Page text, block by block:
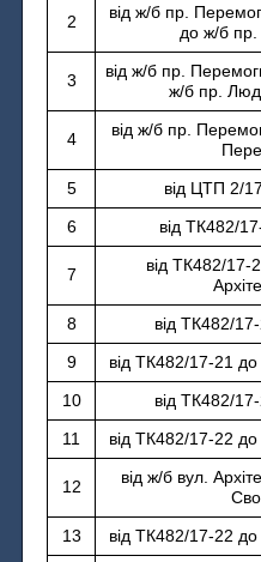
2
від ж/б пр.
до ж/б
3
від ж/б пр.
ж/б пр.
4
від ж/б пр.
5
від ЦТП 2/
6
від ТК482/
7
від ТК482/
8
від ТК482/
9
від ТК482/17-21 до
10
від ТК482/
11
від ТК482/17-22 до
12
від ж/б вул.
13
від ТК482/17-22 до